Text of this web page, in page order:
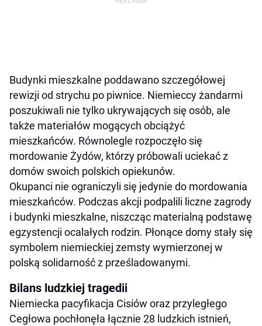
Budynki mieszkalne poddawano szczegółowej
rewizji od strychu po piwnice. Niemieccy żandarmi
poszukiwali nie tylko ukrywających się osób, ale
także materiałów mogących obciążyć
mieszkańców. Równolegle rozpoczęło się
mordowanie Żydów, którzy próbowali uciekać z
domów swoich polskich opiekunów.
Okupanci nie ograniczyli się jedynie do mordowania
mieszkańców. Podczas akcji podpalili liczne zagrody
i budynki mieszkalne, niszcząc materialną podstawę
egzystencji ocalałych rodzin. Płonące domy stały się
symbolem niemieckiej zemsty wymierzonej w
polską solidarność z prześladowanymi.
Bilans ludzkiej tragedii
Niemiecka pacyfikacja Cisiów oraz przyległego
Cegłowa pochłonęła łącznie 28 ludzkich istnień,